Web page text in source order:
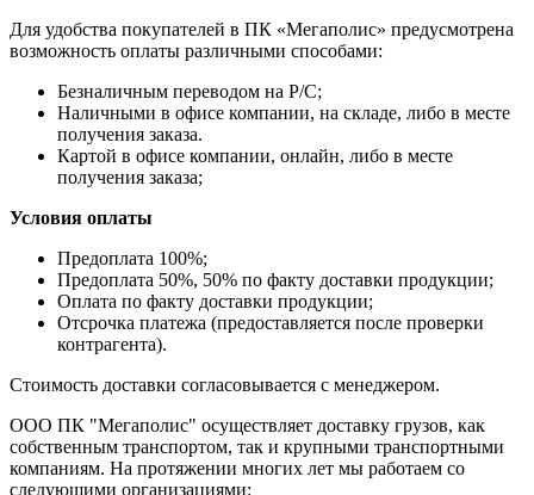
Для удобства покупателей в ПК «Мегаполис» предусмотрена
возможность оплаты различными способами:
Безналичным переводом на Р/С;
Наличными в офисе компании, на складе, либо в месте
получения заказа.
Картой в офисе компании, онлайн, либо в месте
получения заказа;
Условия оплаты
Предоплата 100%;
Предоплата 50%, 50% по факту доставки продукции;
Оплата по факту доставки продукции;
Отсрочка платежа (предоставляется после проверки
контрагента).
Стоимость доставки согласовывается с менеджером.
ООО ПК "Мегаполис" осуществляет доставку грузов, как
собственным транспортом, так и крупными транспортными
компаниям. На протяжении многих лет мы работаем со
следующими организациями: